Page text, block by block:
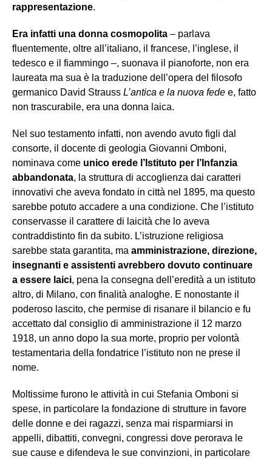
rappresentazione.
Era infatti una donna cosmopolita – parlava
fluentemente, oltre all’italiano, il francese, l’inglese, il
tedesco e il fiammingo –, suonava il pianoforte, non era
laureata ma sua è la traduzione dell’opera del filosofo
germanico David Strauss L’antica e la nuova fede e, fatto
non trascurabile, era una donna laica.
Nel suo testamento infatti, non avendo avuto figli dal
consorte, il docente di geologia Giovanni Omboni,
nominava come unico erede l’Istituto per l’Infanzia
abbandonata, la struttura di accoglienza dai caratteri
innovativi che aveva fondato in città nel 1895, ma questo
sarebbe potuto accadere a una condizione. Che l’istituto
conservasse il carattere di laicità che lo aveva
contraddistinto fin da subito. L’istruzione religiosa
sarebbe stata garantita, ma amministrazione, direzione,
insegnanti e assistenti avrebbero dovuto continuare
a essere laici, pena la consegna dell’eredità a un istituto
altro, di Milano, con finalità analoghe. E nonostante il
poderoso lascito, che permise di risanare il bilancio e fu
accettato dal consiglio di amministrazione il 12 marzo
1918, un anno dopo la sua morte, proprio per volontà
testamentaria della fondatrice l’istituto non ne prese il
nome.
Moltissime furono le attività in cui Stefania Omboni si
spese, in particolare la fondazione di strutture in favore
delle donne e dei ragazzi, senza mai risparmiarsi in
appelli, dibattiti, convegni, congressi dove perorava le
sue cause e difendeva le sue convinzioni, in particolare